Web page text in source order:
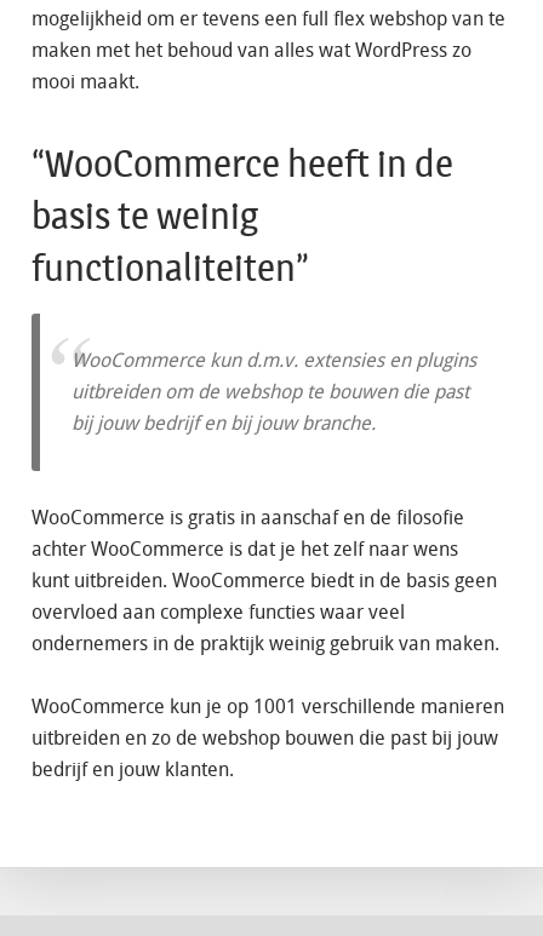
mogelijkheid om er tevens een full flex webshop van te
maken met het behoud van alles wat WordPress zo
mooi maakt.
“WooCommerce heeft in de
basis te weinig
functionaliteiten”
WooCommerce kun d.m.v. extensies en plugins
uitbreiden om de webshop te bouwen die past
bij jouw bedrijf en bij jouw branche.
WooCommerce is gratis in aanschaf en de filosofie
achter WooCommerce is dat je het zelf naar wens
kunt uitbreiden. WooCommerce biedt in de basis geen
overvloed aan complexe functies waar veel
ondernemers in de praktijk weinig gebruik van maken.
WooCommerce kun je op 1001 verschillende manieren
uitbreiden en zo de webshop bouwen die past bij jouw
bedrijf en jouw klanten.